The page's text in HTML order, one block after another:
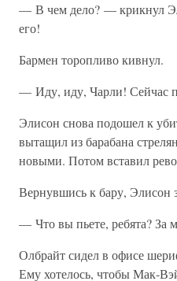
— В чем дело? — крикнул
его!
Бармен торопливо кивнул.
— Иду, иду, Чарли! Сейчас
Элисон снова подошел к
вытащил из барабана
новыми. Потом вставил
Вернувшись к бару, Элисон
— Что вы пьете, ребята? За
Олбрайт сидел в офисе
Ему хотелось, чтобы Мак-